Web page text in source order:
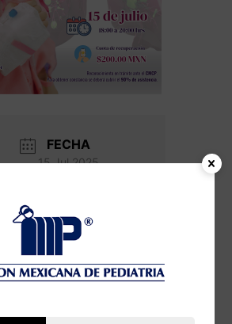
FECHA
15 Jul 2025
HORA
6:00 pm - 8:00 pm